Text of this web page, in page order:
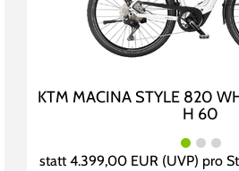
KTM MACINA STYLE 820
H 60
statt4.399,00 EUR(UVP) pro